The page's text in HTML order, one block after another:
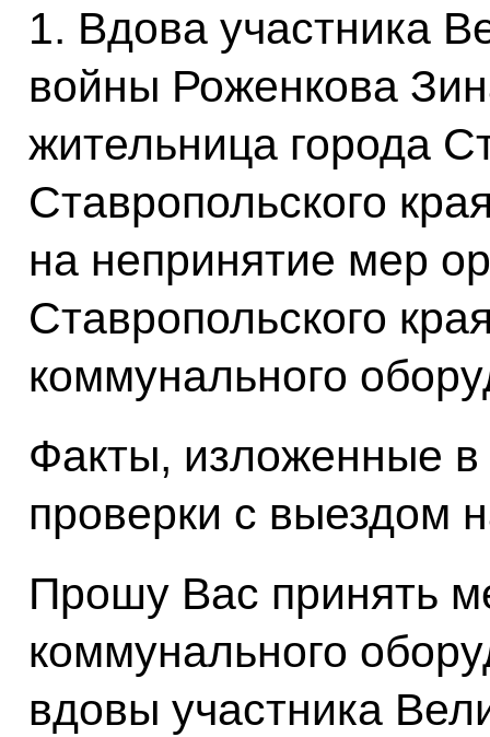
1. Вдова участника
войны Роженкова
жительница города
Ставропольского
на непринятие мер
Ставропольского
коммунального
Факты, изложенные
проверки с выездом
Прошу Вас принять
коммунального
вдовы участника